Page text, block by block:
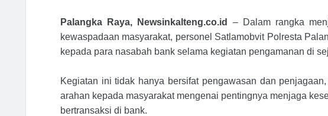
Palangka Raya, Newsinkalteng.co.id
– Dalam rangka
kewaspadaan masyarakat, personel Satlamobvit Polresta
kepada para nasabah bank selama kegiatan pengamanan di
Kegiatan ini tidak hanya bersifat pengawasan dan
arahan kepada masyarakat mengenai pentingnya menjaga
bertransaksi di bank.